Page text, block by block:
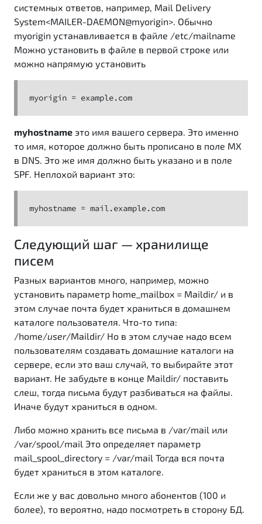
системных ответов, например, Mail Delivery
System<MAILER-DAEMON@myorigin>. Обычно
myorigin устанавливается в файле /etc/mailname
Можно установить в файле в первой строке или
можно напрямую установить
myorigin = example.com
myhostname это имя вашего сервера. Это именно
то имя, которое должно быть прописано в поле MX
в DNS. Это же имя должно быть указано и в поле
SPF. Неплохой вариант это:
myhostname = mail.example.com
Следующий шаг — хранилище
писем
Разных вариантов много, например, можно
установить параметр home_mailbox = Maildir/ и в
этом случае почта будет храниться в домашнем
каталоге пользователя. Что-то типа:
/home/user/Maildir/ Но в этом случае надо всем
пользователям создавать домашние каталоги на
сервере, если это ваш случай, то выбирайте этот
вариант. Не забудьте в конце Maildir/ поставить
слеш, тогда письма будут разбиваться на файлы.
Иначе будут храниться в одном.
Либо можно хранить все письма в /var/mail или
/var/spool/mail Это определяет параметр
mail_spool_directory = /var/mail Тогда вся почта
будет храниться в этом каталоге.
Если же у вас довольно много абонентов (100 и
более), то вероятно, надо посмотреть в сторону БД.